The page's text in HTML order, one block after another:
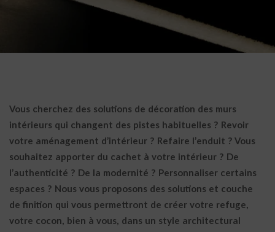
Vous cherchez des solutions de décoration des murs
intérieurs qui changent des pistes habituelles ? Revoir
votre aménagement d’intérieur ? Refaire l’enduit ? Vous
souhaitez apporter du cachet à votre intérieur ? De
l’authenticité ? De la modernité ? Personnaliser certains
espaces ? Nous vous proposons des solutions et couche
de finition qui vous permettront de créer votre refuge,
votre cocon, bien à vous, dans un style architectural